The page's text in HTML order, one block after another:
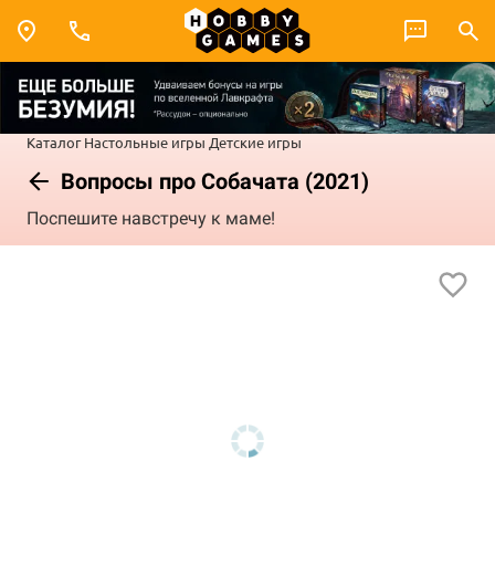
Каталог Настольные игры Детские игры
Вопросы про Собачата (2021)
Поспешите навстречу к маме!